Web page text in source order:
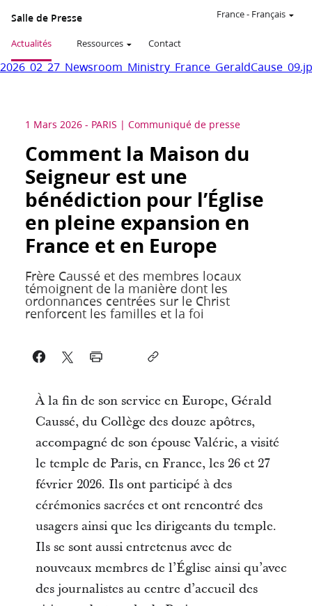
Salle de Presse
Actualités Ressources Contact
France- Français
1 Mars 2026 - PARIS Communiqué de presse
Comment la Maison du
Seigneur est une
bénédiction pour l’Église
en pleine expansion en
France et en Europe
Frère Caussé et des membres locaux
témoignent de la manière dont les
ordonnances centrées sur le Christ
renforcent les familles et la foi
À la fin de son service en Europe, Gérald
Caussé, du Collège des douze apôtres,
accompagné de son épouse Valérie, a visité
le temple de Paris, en France, les 26 et 27
février 2026. Ils ont participé à des
cérémonies sacrées et ont rencontré des
usagers ainsi que les dirigeants du temple.
Ils se sont aussi entretenus avec de
nouveaux membres de l’Église ainsi qu’avec
des journalistes au centre d’accueil des